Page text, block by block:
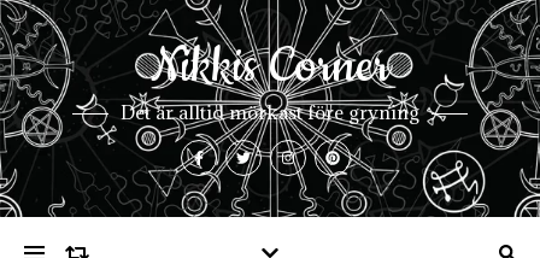
Nikkis Corner
Det är alltid mörkast före gryning